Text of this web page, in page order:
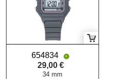
654834
29,00 €
34 mm